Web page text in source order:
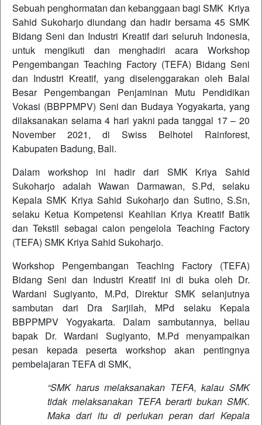
Sebuah penghormatan dan kebanggaan bagi SMK Kriya
Sahid Sukoharjo diundang dan hadir bersama 45 SMK
Bidang Seni dan Industri Kreatif dari seluruh Indonesia,
untuk mengikuti dan menghadiri acara Workshop
Pengembangan Teaching Factory (TEFA) Bidang Seni
dan Industri Kreatif, yang diselenggarakan oleh Balai
Besar Pengembangan Penjaminan Mutu Pendidikan
Vokasi (BBPPMPV) Seni dan Budaya Yogyakarta, yang
dilaksanakan selama 4 hari yakni pada tanggal 17 – 20
November 2021, di Swiss Belhotel Rainforest,
Kabupaten Badung, Bali.
Dalam workshop ini hadir dari SMK Kriya Sahid
Sukoharjo adalah Wawan Darmawan, S.Pd, selaku
Kepala SMK Kriya Sahid Sukoharjo dan Sutino, S.Sn,
selaku Ketua Kompetensi Keahlian Kriya Kreatif Batik
dan Tekstil sebagai calon pengelola Teaching Factory
(TEFA) SMK Kriya Sahid Sukoharjo.
Workshop Pengembangan Teaching Factory (TEFA)
Bidang Seni dan Industri Kreatif ini di buka oleh Dr.
Wardani Sugiyanto, M.Pd, Direktur SMK selanjutnya
sambutan dari Dra Sarjilah, MPd selaku Kepala
BBPPMPV Yogyakarta. Dalam sambutannya, beliau
bapak Dr. Wardani Sugiyanto, M.Pd menyampaikan
pesan kepada peserta workshop akan pentingnya
pembelajaran TEFA di SMK,
“SMK harus melaksanakan TEFA, kalau SMK
tidak melaksanakan TEFA berarti bukan SMK.
Maka dari itu di perlukan peran dari Kepala